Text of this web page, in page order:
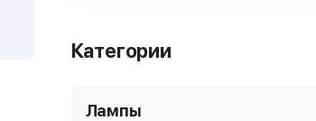
Категории
Лампы